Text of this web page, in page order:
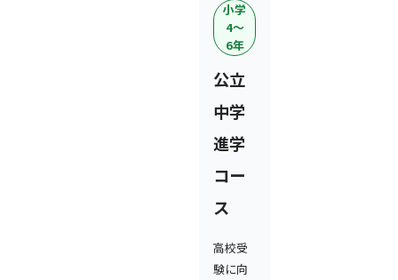
小学
4〜
6年
公立
中学
進学
コー
ス
高校受
験に向